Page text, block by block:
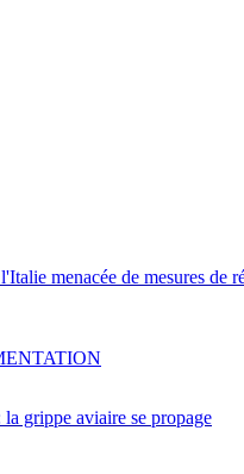
menacée de mesures de
grippe aviaire se propage